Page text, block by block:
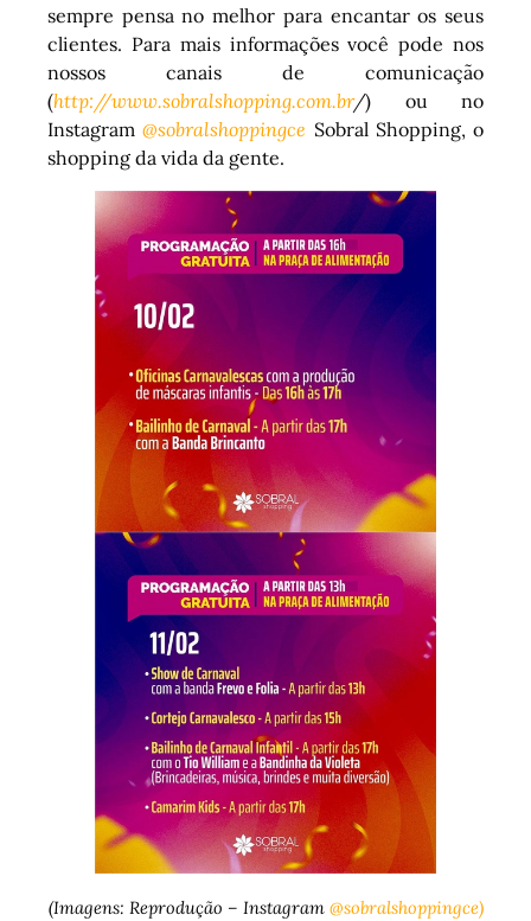
sempre pensa no melhor para encantar os seus
clientes. Para mais informações você pode nos
nossos canais de comunicação
(http://www.sobralshopping.com.br/) ou no
Instagram@sobralshoppingce Sobral Shopping, o
shopping da vida da gente.
(Imagens: Reprodução – Instagram @sobralshoppingce)